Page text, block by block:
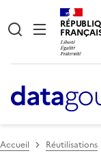
Accueil Réutilisations